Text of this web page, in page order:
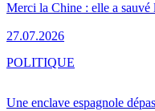
Merci la Chine : elle a sauvé
27.07.2026
Une enclave espagnole
POLITIQUE